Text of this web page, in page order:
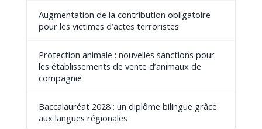
Augmentation de la contribution obligatoire
pour les victimes d’actes terroristes
Protection animale : nouvelles sanctions pour
les établissements de vente d’animaux de
compagnie
Baccalauréat 2028 : un diplôme bilingue grâce
aux langues régionales